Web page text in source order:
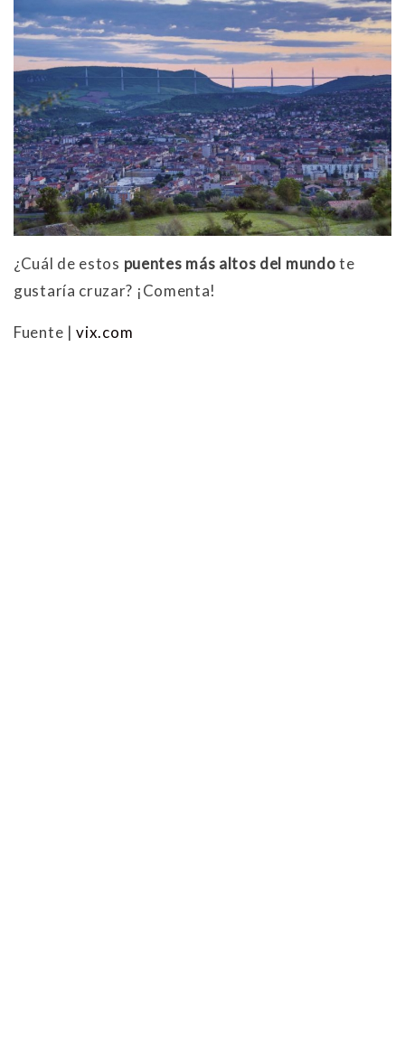
¿Cuál de estos puentes más altos del mundote
gustaría cruzar? ¡Comenta!
Fuente |vix.com